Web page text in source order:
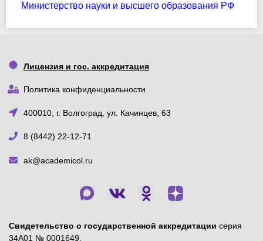
Министерство науки и высшего образования РФ
Лицензия и гос. аккредитация
Политика конфиденциальности
400010, г. Волгоград, ул. Качинцев, 63
8 (8442) 22-12-71
ak@academicol.ru
Свидетельство о государственной аккредитации серия
34А01 № 0001649,